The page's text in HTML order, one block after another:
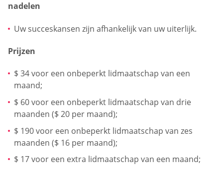
nadelen
Uw succeskansen zijn afhankelijk van uw uiterlijk.
Prijzen
$ 34 voor een onbeperkt lidmaatschap van een
maand;
$ 60 voor een onbeperkt lidmaatschap van drie
maanden ($ 20 per maand);
$ 190 voor een onbeperkt lidmaatschap van zes
maanden ($ 16 per maand);
$ 17 voor een extra lidmaatschap van een maand;